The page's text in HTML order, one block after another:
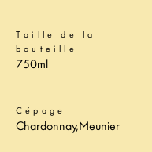
Cépage
Chardonnay,Meunier
Τaille de la
bouteille
750ml